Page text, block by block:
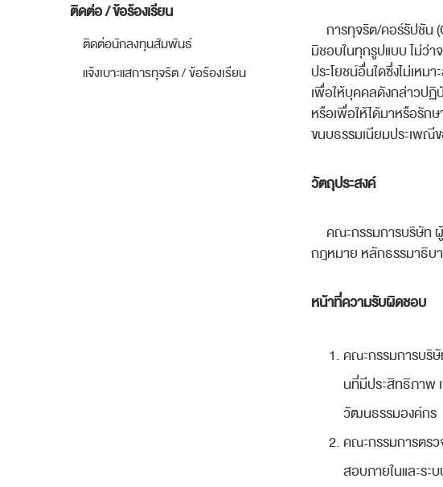
ติดต่อ / ข้อร้องเรียน
ติดต่อนักลงทุนสัมพันธ์
แจ้งเบาะแสการทุจริต / ข้อร้องเรียน
การทุจริต/คอร์รัปชัน (
มิชอบในทุกรูปแบบ ไม่ว่า
ประโยชน์อื่นใดซึ่งไม่เห
เพื่อให้บุคคลดังกล่าวปฏิ
หรือเพื่อให้ได้มาหรือรัก
ขนบธรรมเนียมประเพณี
วัตถุประสงค์
คณะกรรมการบริษัท
กฎหมาย หลักธรรมาธิบ
หน้าที่ความรับผิดชอบ
คณะกรรมการบริ
นที่มีประสิทธิภาพ
วัฒนธรรมองค์กร
คณะกรรมการตร
สอบภายในและระ